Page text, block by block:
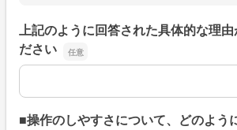
上記のように回答された具体的な理由
ださい
上記のように回答された具体的な理
■操作のしやすさについて、どのよう